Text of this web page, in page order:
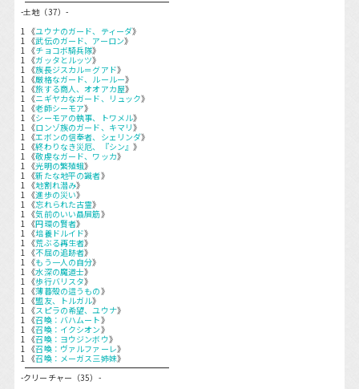
-土地（37）-
1 《ユウナのガード、ティーダ》
1 《武伝のガード、アーロン》
1 《チョコボ騎兵隊》
1 《ガッタとルッツ》
1 《族長ジスカル＝グアド》
1 《厳格なガード、ルールー》
1 《旅する商人、オオアカ屋》
1 《ニギヤカなガード、リュック》
1 《老師シーモア》
1 《シーモアの執事、トワメル》
1 《ロンゾ族のガード、キマリ》
1 《エボンの信奉者、シェリンダ》
1 《終わりなき災厄、『シン』》
1 《敬虔なガード、ワッカ》
1 《光明の繁殖蛾》
1 《新たな地平の識者》
1 《地割れ潜み》
1 《進歩の災い》
1 《忘れられた古霊》
1 《気前のいい贔屓筋》
1 《円環の賢者》
1 《培養ドルイド》
1 《荒ぶる再生者》
1 《不屈の追跡者》
1 《もう一人の自分》
1 《水深の魔道士》
1 《歩行バリスタ》
1 《薄暮殻の這うもの》
1 《盟友、トルガル》
1 《スピラの希望、ユウナ》
1 《召喚：バハムート》
1 《召喚：イクシオン》
1 《召喚：ヨウジンボウ》
1 《召喚：ヴァルファーレ》
1 《召喚：メーガス三姉妹》
-クリーチャー（35）-